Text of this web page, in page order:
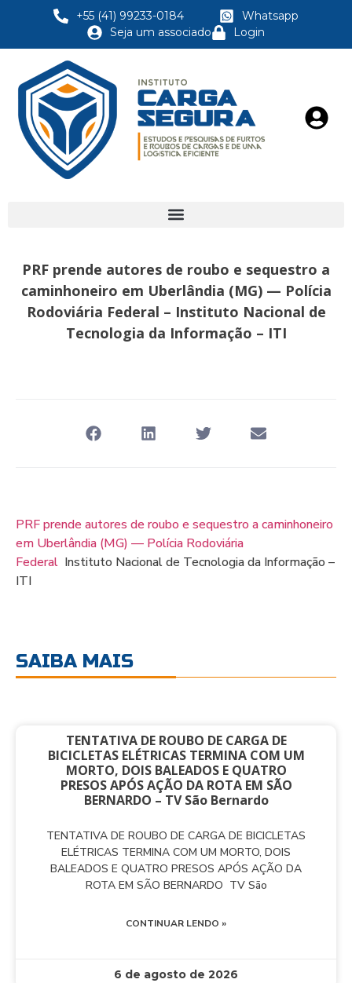
+55 (41) 99233-0184
Whatsapp
Seja um associado
Login
PRF prende autores de roubo e sequestro a
caminhoneiro em Uberlândia (MG) — Polícia
Rodoviária Federal – Instituto Nacional de
Tecnologia da Informação – ITI
PRF prende autores de roubo e sequestro a caminhoneiro
em Uberlândia (MG) — Polícia Rodoviária
Federal Instituto Nacional de Tecnologia da Informação –
ITI
SAIBA MAIS
TENTATIVA DE ROUBO DE CARGA DE
BICICLETAS ELÉTRICAS TERMINA COM UM
MORTO, DOIS BALEADOS E QUATRO
PRESOS APÓS AÇÃO DA ROTA EM SÃO
BERNARDO – TV São Bernardo
TENTATIVA DE ROUBO DE CARGA DE BICICLETAS
ELÉTRICAS TERMINA COM UM MORTO, DOIS
BALEADOS E QUATRO PRESOS APÓS AÇÃO DA
ROTA EM SÃO BERNARDO TV São
CONTINUAR LENDO »
6 de agosto de 2026